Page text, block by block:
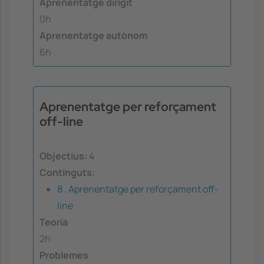
0h
Aprenentatge autònom
6h
Aprenentatge per reforçament
off-line
Objectius: 4
Continguts:
8 . Aprenentatge per reforçament off-
line
Teoria
2h
Problemes